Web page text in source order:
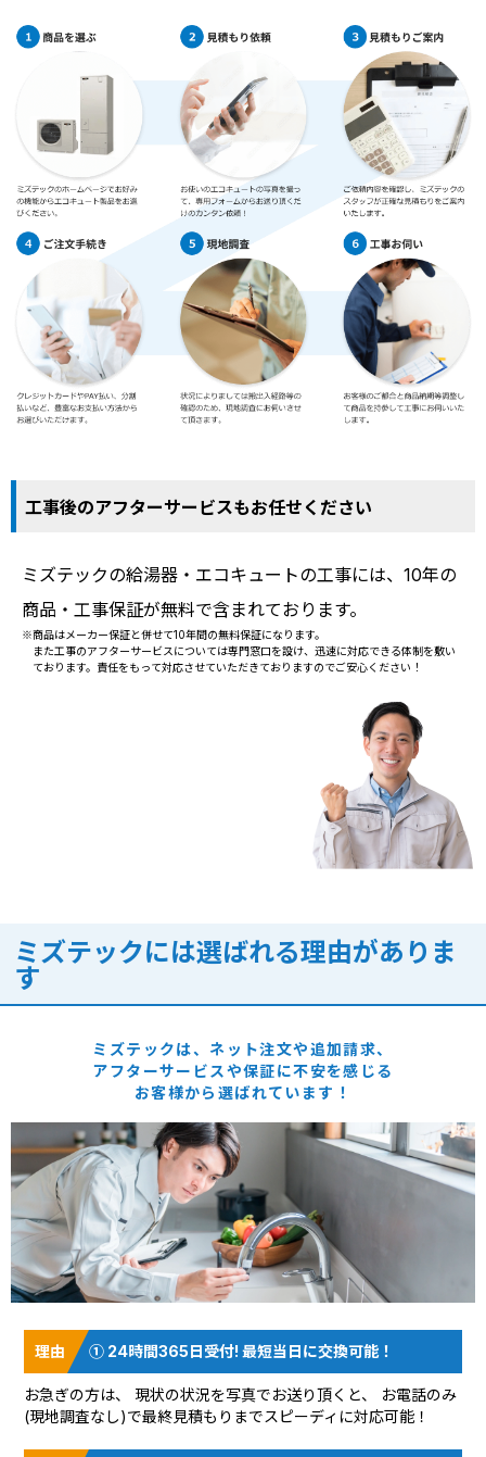
工事後のアフターサービスもお任せください
ミズテックの給湯器・エコキュートの工事には、10年の
商品・工事保証が無料で含まれております。
※商品はメーカー保証と併せて10年間の無料保証になります。
また工事のアフターサービスについては専門窓口を設け、迅速に対応できる体制を敷い
ております。責任をもって対応させていただきておりますのでご安心ください！
ミズテックには選ばれる理由がありま
す
ミズテックは、ネット注文や追加請求、
アフターサービスや保証に不安を感じる
お客様から選ばれています！
① 24時間365日受付! 最短当日に交換可能！
お急ぎの方は、 現状の状況を写真でお送り頂く と、 お電話のみ
(現地調査なし)で最終見積もりまでスピーディに対応可能！